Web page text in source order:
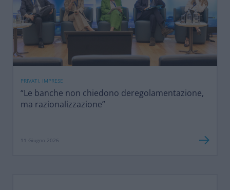
PRIVATI, IMPRESE
“Le banche non chiedono deregolamentazione,
ma razionalizzazione”
11 Giugno 2026